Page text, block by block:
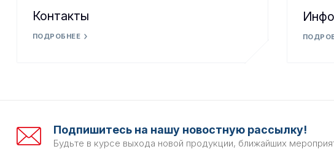
Контакты
ПОДРОБНЕЕ
Подпишитесь на нашу новостную рассылку!
Будьте в курсе выхода новой продукции, ближайших